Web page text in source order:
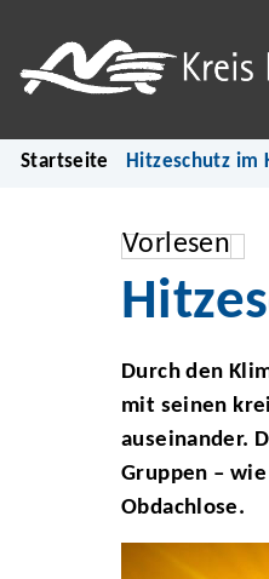
Startseite Hitzeschutz im
Vorlesen
Durch den
mit seinen
auseinander.
Gruppen –
Obdachlose.